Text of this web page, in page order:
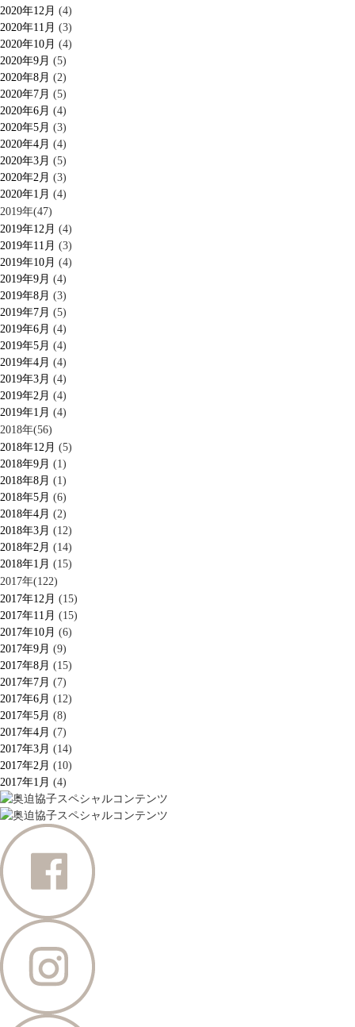
2020年12月 (4)
2020年11月 (3)
2020年10月 (4)
2020年9月 (5)
2020年8月 (2)
2020年7月 (5)
2020年6月 (4)
2020年5月 (3)
2020年4月 (4)
2020年3月 (5)
2020年2月 (3)
2020年1月 (4)
2019年(47)
2019年12月 (4)
2019年11月 (3)
2019年10月 (4)
2019年9月 (4)
2019年8月 (3)
2019年7月 (5)
2019年6月 (4)
2019年5月 (4)
2019年4月 (4)
2019年3月 (4)
2019年2月 (4)
2019年1月 (4)
2018年(56)
2018年12月 (5)
2018年9月 (1)
2018年8月 (1)
2018年5月 (6)
2018年4月 (2)
2018年3月 (12)
2018年2月 (14)
2018年1月 (15)
2017年(122)
2017年12月 (15)
2017年11月 (15)
2017年10月 (6)
2017年9月 (9)
2017年8月 (15)
2017年7月 (7)
2017年6月 (12)
2017年5月 (8)
2017年4月 (7)
2017年3月 (14)
2017年2月 (10)
2017年1月 (4)